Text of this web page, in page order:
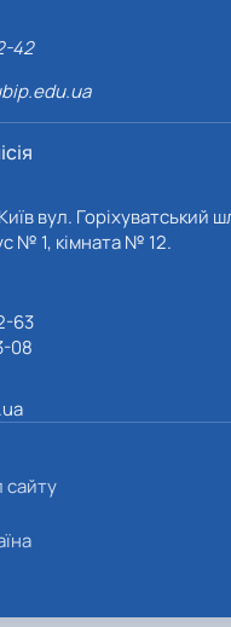
42
вул. Горіхуватський
№ 1, кімната № 12.
63
08
сайту